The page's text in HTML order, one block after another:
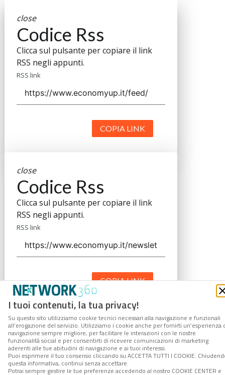
I tuoi contenuti, la tua privacy!
Su questo sito utilizziamo cookie tecnici necessari alla navigazione e funzionali
all’erogazione del servizio. Utilizziamo i cookie anche per fornirti un’esperienza
navigazione sempre migliore, per facilitare le interazioni con le nostre
funzionalità social e per consentirti di ricevere comunicazioni di marketing
aderenti alle tue abitudini di navigazione e ai tuoi interessi.
Puoi esprimere il tuo consenso cliccando su ACCETTA TUTTI I COOKIE.
questa informativa, continui senza accettare.
Potrai sempre gestire le tue preferenze accedendo al nostro COOKIE CENTER e
close
Codice Rss
Clicca sul pulsante per copiare il link
RSS negli appunti.
RSS link
COPIA LINK
close
Codice Rss
Clicca sul pulsante per copiare il link
RSS negli appunti.
RSS link
COPIA LINK